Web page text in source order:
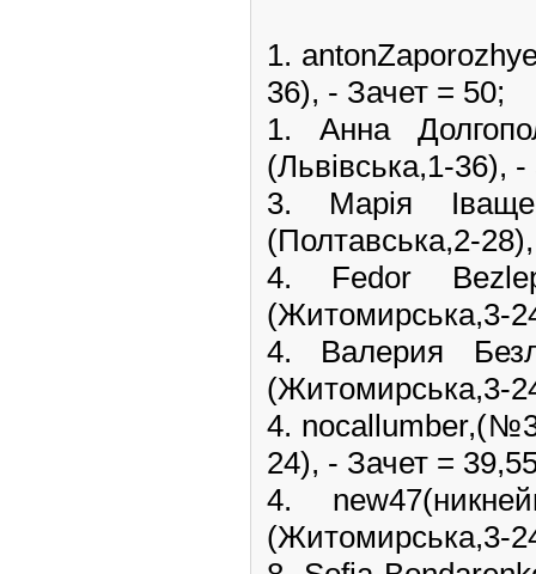
1.
36), - Зачет = 50;
1. Анна
(Львівська,1-36),
3. Марія
(Полтавська,2-
4. Fedor
(Житомирська,3-
4. Валерия
(Житомирська,3-
4.
24), - Зачет =
4.
(Житомирська,3-